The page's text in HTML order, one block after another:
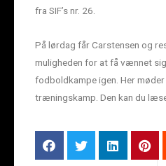
fra SIF’s nr. 26.
På lørdag får Carstensen og
muligheden for at få vænnet
fodboldkampe igen. Her
træningskamp. Den kan du